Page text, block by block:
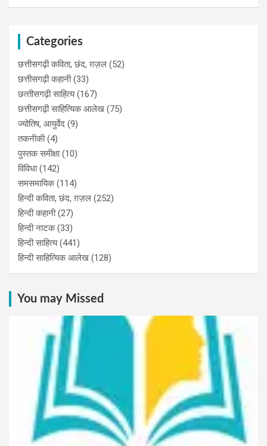
Categories
छत्तीसगढ़ी कविता, छंद, ग़ज़ल (52)
छत्तीसगढ़ी कहानी(33)
छत्‍तीसगढ़ी साहित्‍य(167)
छत्तीसगढ़ी साहित्यिक आलेख (75)
ज्योतिष, आयुर्वेद (9)
तकनीकी(4)
पुस्‍तक समीक्षा(10)
विविधा(142)
समसमायिक(114)
हिन्दी कविता, छंद, ग़ज़ल (252)
हिन्दी कहानी(27)
हिन्‍दी नाटक(33)
हिन्दी साहित्य(441)
हिन्दी साहित्यिक आलेख (128)
You may Missed